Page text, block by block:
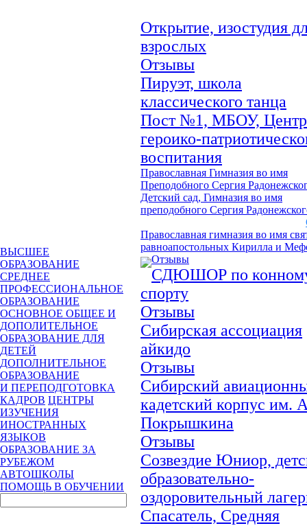
ВЫСШЕЕ
ОБРАЗОВАНИЕ
СРЕДНЕЕ
ПРОФЕССИОНАЛЬНОЕ
ОБРАЗОВАНИЕ
ОСНОВНОЕ ОБЩЕЕ И
ДОПОЛИТЕЛЬНОЕ
ОБРАЗОВАНИЕ ДЛЯ
ДЕТЕЙ
ДОПОЛНИТЕЛЬНОЕ
ОБРАЗОВАНИЕ
И ПЕРЕПОДГОТОВКА
КАДРОВ ЦЕНТРЫ
ИЗУЧЕНИЯ
ИНОСТРАННЫХ
ЯЗЫКОВ
ОБРАЗОВАНИЕ ЗА
РУБЕЖОМ
АВТОШКОЛЫ
ПОМОЩЬ В ОБУЧЕНИИ
Открытие, изостудия
взрослых
Отзывы
Пируэт, школа
классического танца
Пост №1, МБОУ, Центр
героико-
воспитания
Православная Гимназия во имя
Преподобного Сергия
Детский сад, Гимназия во имя
преподобного Сергия
Православная гимназия во имя
равноапостольных Кирилла и
Отзывы
СДЮШОР по
спорту
Отзывы
Сибирская ассоциация
айкидо
Отзывы
Сибирский
кадетский корпус им.
Покрышкина
Отзывы
Созвездие Юниор,
образовательно-
оздоровительный
Спасатель, Средняя